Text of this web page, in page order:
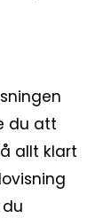
du att
allt klart